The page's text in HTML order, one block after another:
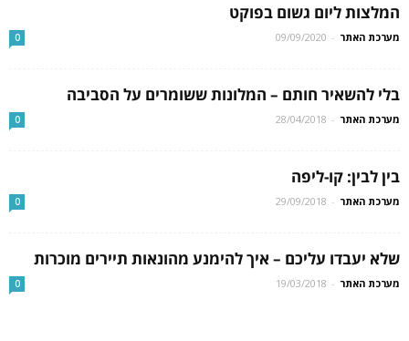
המלצות ליום גשום בפוקט
מערכת האתר -
09/09/2020
0
בלי להשאיר חותם – המלונות ששומרים על הסביבה
מערכת האתר -
28/04/2018
0
בין לבין: קו-ליפה
מערכת האתר -
29/09/2018
0
שלא יעבדו עליכם – איך להימנע מהונאות תיירים מוכרות
מערכת האתר -
19/03/2018
0